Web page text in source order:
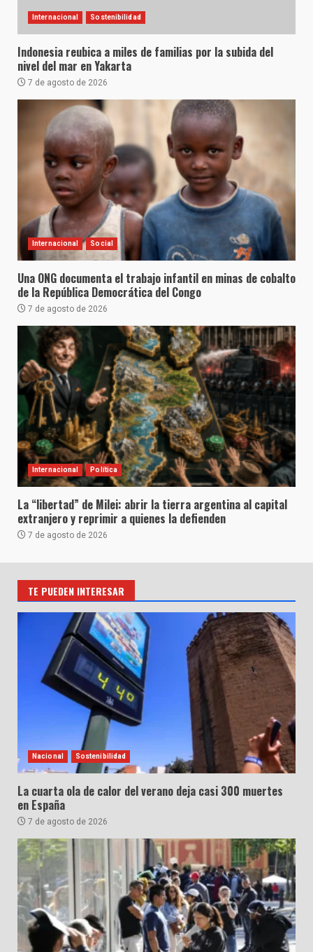
Internacional Sostenibilidad
Indonesia reubica a miles de familias por la subida del
nivel del mar en Yakarta
7 de agosto de 2026
Internacional Social
Una ONG documenta el trabajo infantil en minas de cobalto
de la República Democrática del Congo
7 de agosto de 2026
Internacional Política
La “libertad” de Milei: abrir la tierra argentina al capital
extranjero y reprimir a quienes la defienden
7 de agosto de 2026
TE PUEDEN INTERESAR
Nacional Sostenibilidad
La cuarta ola de calor del verano deja casi 300 muertes
en España
7 de agosto de 2026